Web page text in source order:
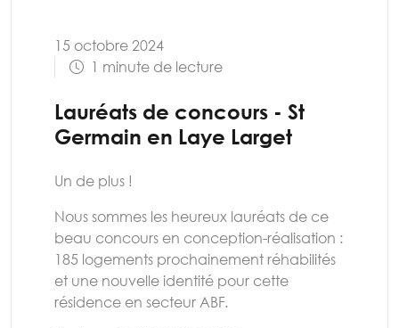
15 octobre 2024
1 minute de lecture
Lauréats de concours - St
Germain en Laye Larget
Un de plus !
Nous sommes les heureux lauréats de ce
beau concours en conception-réalisation :
185 logements prochainement réhabilités
et une nouvelle identité pour cette
résidence en secteur ABF.